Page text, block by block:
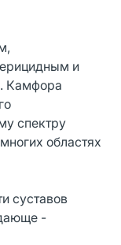
и
Камфора
спектру
областях
суставов
-